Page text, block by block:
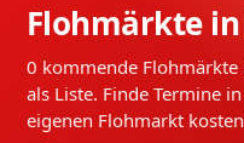
Flohmärkte
0 kommende Flohmärkte
als Liste. Finde Termine
eigenen Flohmarkt